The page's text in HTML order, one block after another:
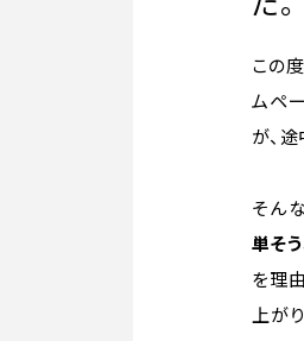
この
ムペ
が、
そん
単そ
を理
上が